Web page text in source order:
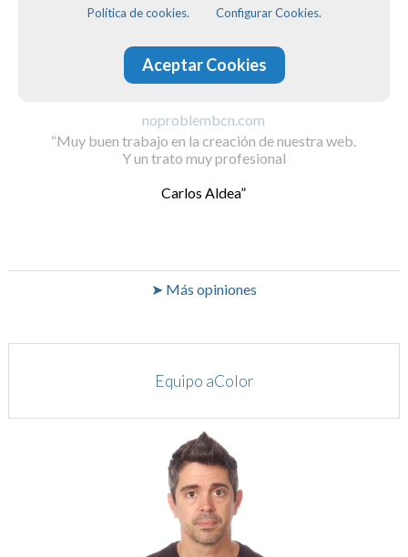
noproblembcn.com
Muy buen trabajo en la creación de nuestra web.
Y un trato muy profesional
Carlos Aldea
➤ Más opiniones
Equipo aColor
Política de cookies.
Configurar Cookies.
Aceptar Cookies